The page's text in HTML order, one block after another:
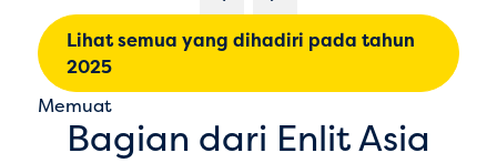
Lihat semua yang dihadiri pada tahun
2025
Memuat
Bagian dari Enlit Asia